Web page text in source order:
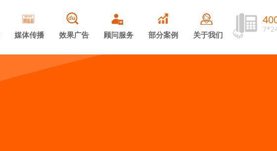
媒体传播 效果广告 顾问服务 部分案例 关于我们